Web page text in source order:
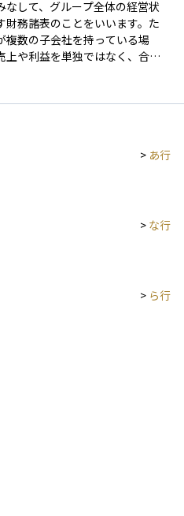
は資産運用を考える際にも理解
ントです。
なして、グループ全体の経営状
財務諸表のことをいいます。た
複数の子会社を持っている場
上や利益を単独ではなく、合算
実態をより正確に把握できるよ
ます。単体の決算書では見えに
> あ行
> な行
> ら行